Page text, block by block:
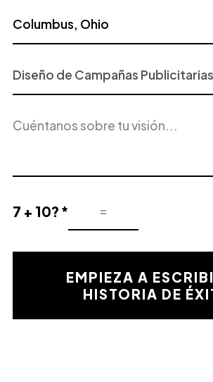
o
Servicio
Interés
del
7 + 10? *
Resultado
la
EMPIEZA A
HISTORIA DE